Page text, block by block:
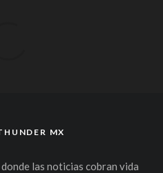
MX
donde las noticias cobran vida